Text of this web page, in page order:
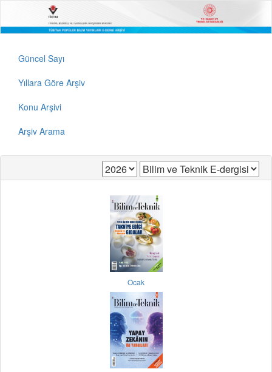
Güncel Sayı
Yıllara Göre Arşiv
Konu Arşivi
Arşiv Arama
Ocak